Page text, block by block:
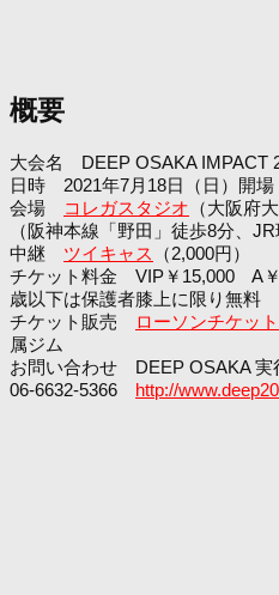
概要
大会名 DEEP OSAKA IMPACT
日時 2021年7月18日（日）開
会場
コレガスタジオ （大阪府
（阪神本線「野田」徒歩8分、
中継 ツイキャス
（2,000円）
チケット料金 VIP￥15,000
歳以下は保護者膝上に限り無
チケット販売
ローソンチケット
属ジム
お問い合わせ DEEP OSAKA
06-6632-5366 http://